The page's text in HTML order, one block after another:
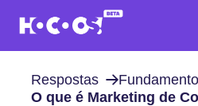
Respostas
O que é Marketing de